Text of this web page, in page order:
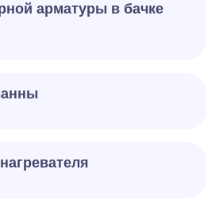
арматуры в бачке